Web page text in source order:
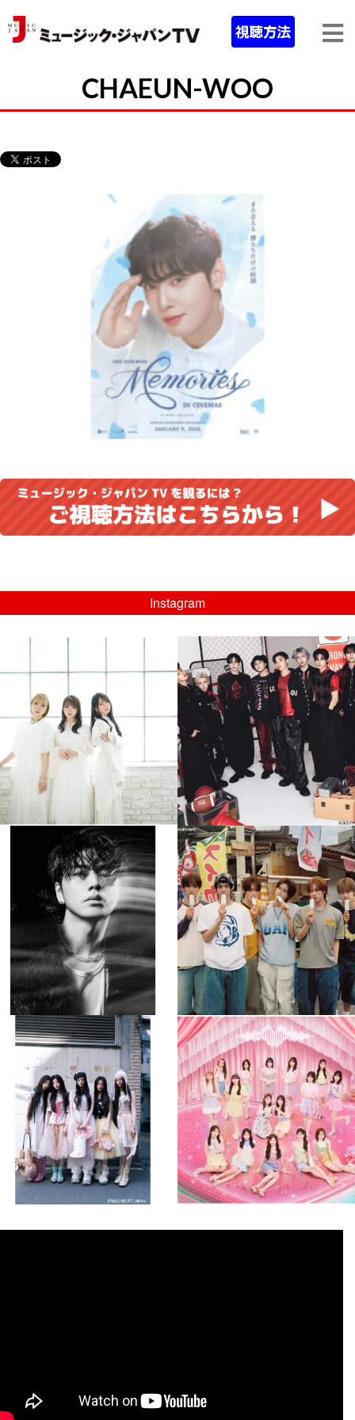
CHAEUN-WOO
Instagram
...
8月 4
4 0
musicjapantv
💡08/05(水)23:00特番放送！
...
8月 4
4 0
musicjapantv
💡8月特番放送決定！
...
8月 4
110 0
musicjapantv
💡8月特番放送決定！
...
8月 4
5 0
musicjapantv
💡8月特番放送決定！
8月 4
1 0
musicjapantv
💡8月特番放送決定！
...
8月 4
1 0